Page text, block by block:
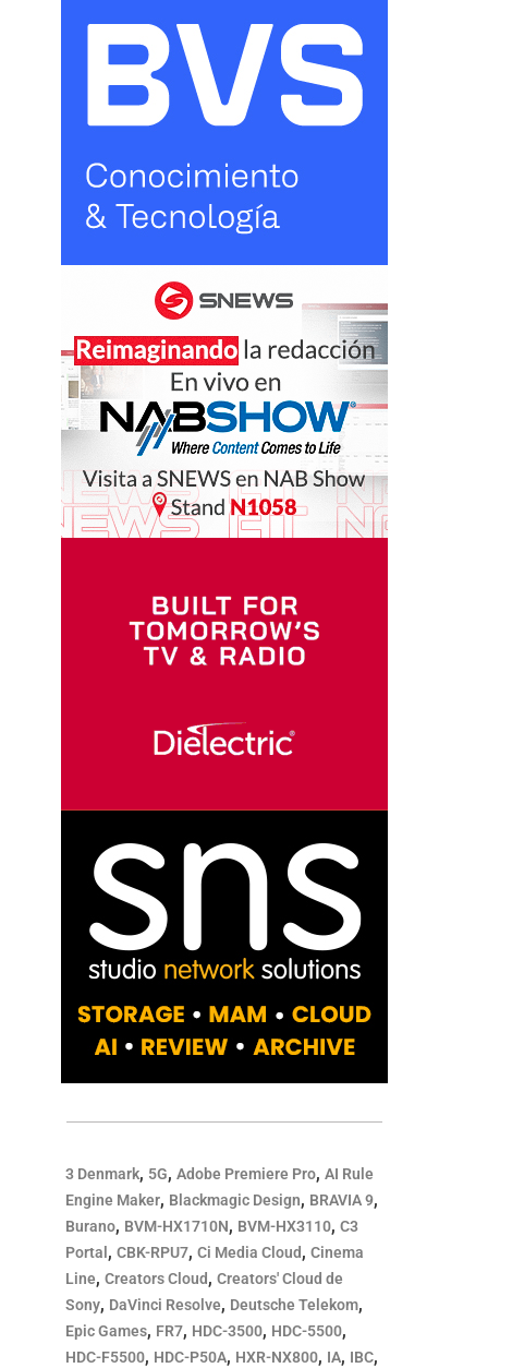
3 Denmark, 5G,Adobe Premiere Pro,AI Rule
Engine Maker, Blackmagic Design, BRAVIA 9,
Burano, BVM-HX1710N, BVM-HX3110,C3
Portal ,CBK-RPU7,Ci Media Cloud,Cinema
Line,Creators Cloud,Creators' Cloud de
Sony, DaVinci Resolve, Deutsche Telekom,
Epic Games, FR7, HDC-3500, HDC-5500,
HDC-F5500, HDC-P50A, HXR-NX800, IA, IBC,